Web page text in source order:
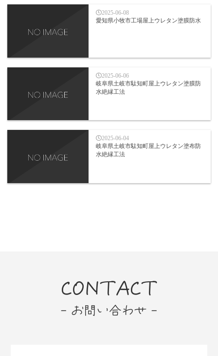
2025-06-08
愛知県小牧市工場屋上ウレタン塗膜防水
2025-06-06
岐阜県土岐市駄知町屋上ウレタン塗膜防
水絶縁工法
2025-06-04
岐阜県土岐市駄知町屋上ウレタン塗布防
水絶縁工法
CONTACT
- お問い合わせ -